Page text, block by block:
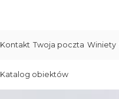
Kontakt Twoja poczta Winiety
Katalog obiektów